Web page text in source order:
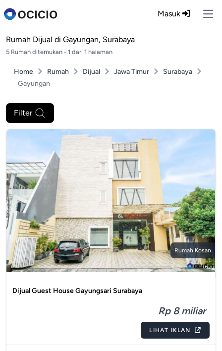
Masuk
Rumah Dijual di Gayungan, Surabaya
5 Rumah ditemukan - 1 dari 1 halaman
Home Rumah Dijual Jawa Timur
Surabaya
Gayungan
Filter
Rumah Kosan
Dijual Guest House Gayungsari Surabaya
Rp 8 miliar
LIHAT IKLAN